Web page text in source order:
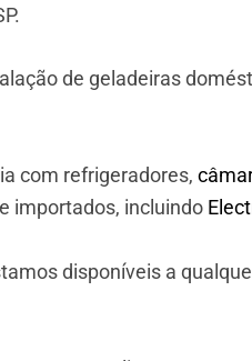
de geladeiras
com refrigeradores,
importados, incluindo
disponíveis a